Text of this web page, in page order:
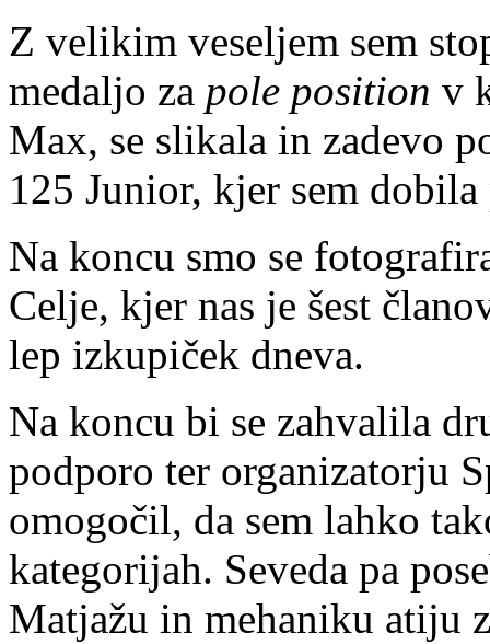
Z velikim veseljem sem
medaljo za pole position v
Max, se slikala in zadevo
125 Junior, kjer sem
Na koncu smo se
Celje, kjer nas je šest
lep izkupiček dneva.
Na koncu bi se zahvalila
podporo ter organizatorju
omogočil, da sem lahko
kategorijah. Seveda pa
Matjažu in mehaniku atiju